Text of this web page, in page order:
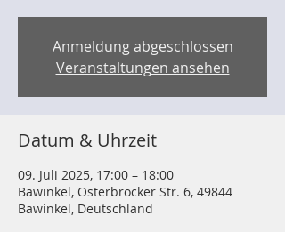
Anmeldung abgeschlossen
Veranstaltungen ansehen
Datum & Uhrzeit
09. Juli 2025, 17:00 – 18:00
Bawinkel, Osterbrocker Str. 6, 49844
Bawinkel, Deutschland